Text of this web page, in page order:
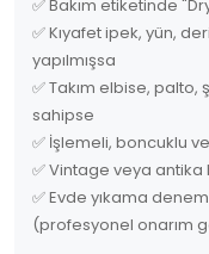
✅ Bakım etiketinde
✅ Kıyafet ipek, yün,
yapılmışsa
✅ Takım elbise,
sahipse
✅ İşlemeli, boncuklu
✅ Vintage veya
✅ Evde yıkama
(profesyonel onarım